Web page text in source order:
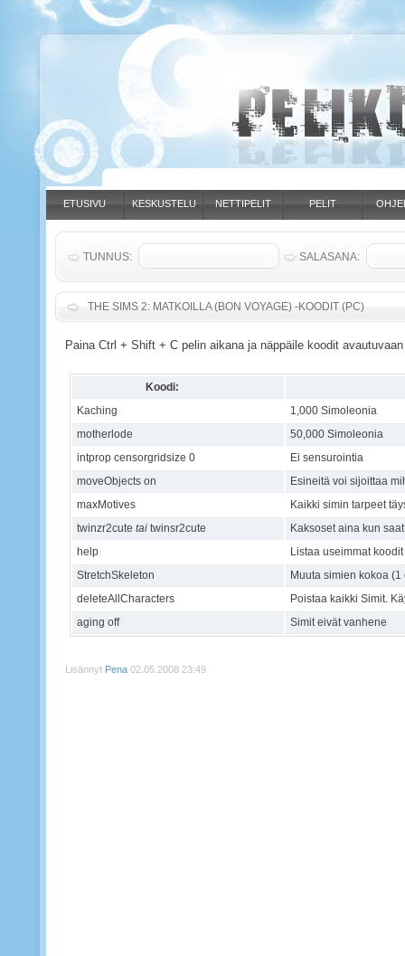
ETUSIVU KESKUSTELU NETTIPELIT PELIT
THE SIMS 2: MATKOILLA (BON VOYAGE) -KOODIT (PC)
Paina Ctrl + Shift + C pelin aikana ja näppäile koodit
Koodi:
Kaching
1,000 Simoleonia
motherlode
50,000 Simoleonia
intprop censorgridsize 0
Ei sensurointia
moveObjects on
Esineitä voi sijoittaa
maxMotives
Kaikki simin tarpeet
twinzr2cute tai twinsr2cute
Kaksoset aina kun
help
Listaa useimmat koodit
StretchSkeleton
Muuta simien kokoa (1
deleteAllCharacters
Poistaa kaikki Simit.
aging off
Simit eivät vanhene
Lisännyt Pena 02.05.2008 23:49
TUNNUS: SALASANA: